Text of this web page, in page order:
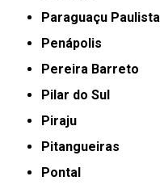
Paraguaçu Paulista
Penápolis
Pereira Barreto
Pilar do Sul
Piraju
Pitangueiras
Pontal